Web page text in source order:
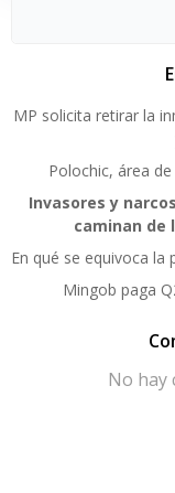
MP solicita retirar la
Polochic, área
Invasores y
caminan de
En qué se equivoca la
Mingob paga
No hay